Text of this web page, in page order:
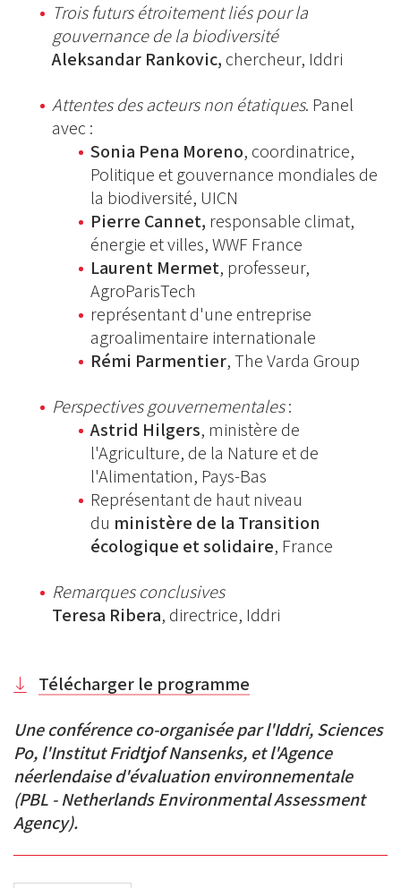
Trois futurs étroitement liés pour la
gouvernance de la biodiversité
Aleksandar Rankovic, chercheur, Iddri
Attentes des acteurs non étatiques. Panel
avec :
Sonia Pena Moreno, coordinatrice,
Politique et gouvernance mondiales de
la biodiversité, UICN
Pierre Cannet, responsable climat,
énergie et villes, WWF France
Laurent Mermet, professeur,
AgroParisTech
représentant d'une entreprise
agroalimentaire internationale
Rémi Parmentier, The Varda Group
Perspectives gouvernementales:
Astrid Hilgers, ministère de
l'Agriculture, de la Nature et de
l'Alimentation, Pays-Bas
Représentant de haut niveau
du ministère de la Transition
écologique et solidaire, France
Remarques conclusives
Teresa Ribera, directrice, Iddri
Télécharger le programme
Une conférence co-organisée par l'Iddri, Sciences
Po, l'Institut Fridtjof Nansenks, et l'Agence
néerlendaise d'évaluation environnementale
(PBL - Netherlands Environmental Assessment
Agency).